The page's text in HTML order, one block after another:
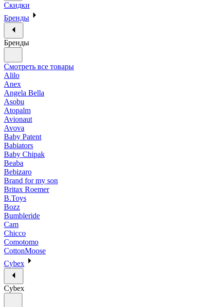
Скидки
Бренды
Бренды
Смотреть все товары
Alilo
Anex
Angela Bella
Asobu
Atopalm
Avionaut
Avova
Baby Patent
Babiators
Baby Chipak
Beaba
Bebizaro
Brand for my son
Britax Roemer
B.Toys
Bozz
Bumbleride
Cam
Chicco
Comotomo
CottonMoose
Cybex
Cybex